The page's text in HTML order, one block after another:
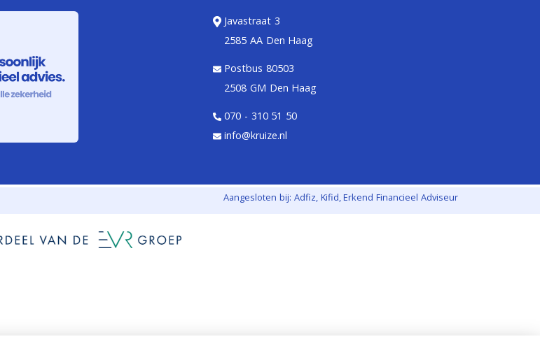
Javastraat 3
2585 AA Den Haag
Postbus 80503
2508 GM Den Haag
070 - 310 51 50
info@kruize.nl
Aangesloten bij: Adfiz, Kifid,Erkend Financieel Adviseur